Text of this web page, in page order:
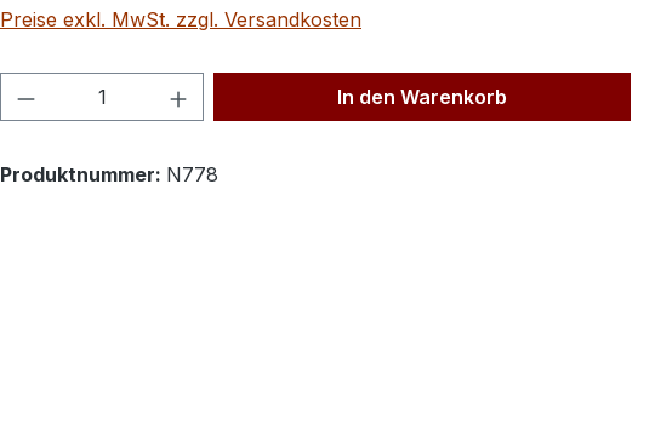
Preise exkl. MwSt. zzgl. Versandkosten
Produkt Anzahl: Gib den gewünschten Wert
In den Warenkorb
Produktnummer: N778